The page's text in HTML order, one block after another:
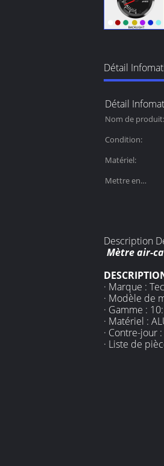
Détail
Détail
Nom de produit:
Condition:
Matériel:
Mettre en
Description
Mètre air-
· Marque :
· Modèle de
· Gamme :
· Matériel :
· Contre-jour
· Liste de